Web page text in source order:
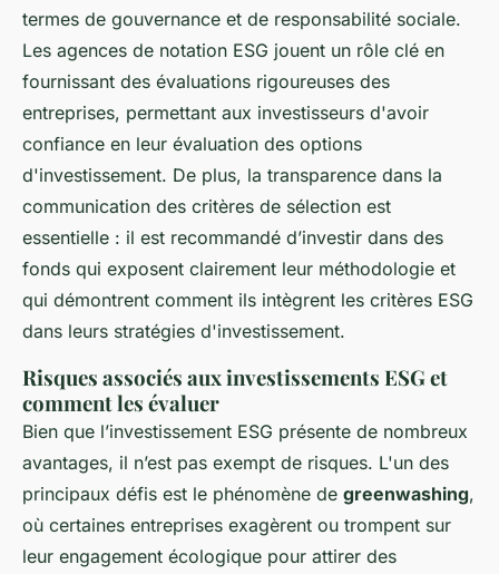
termes de gouvernance et de responsabilité sociale.
Les agences de notation ESG jouent un rôle clé en
fournissant des évaluations rigoureuses des
entreprises, permettant aux investisseurs d'avoir
confiance en leur évaluation des options
d'investissement. De plus, la transparence dans la
communication des critères de sélection est
essentielle : il est recommandé d’investir dans des
fonds qui exposent clairement leur méthodologie et
qui démontrent comment ils intègrent les critères ESG
dans leurs stratégies d'investissement.
Risques associés aux investissements ESG et
comment les évaluer
Bien que l’investissement ESG présente de nombreux
avantages, il n’est pas exempt de risques. L'un des
principaux défis est le phénomène de greenwashing,
où certaines entreprises exagèrent ou trompent sur
leur engagement écologique pour attirer des